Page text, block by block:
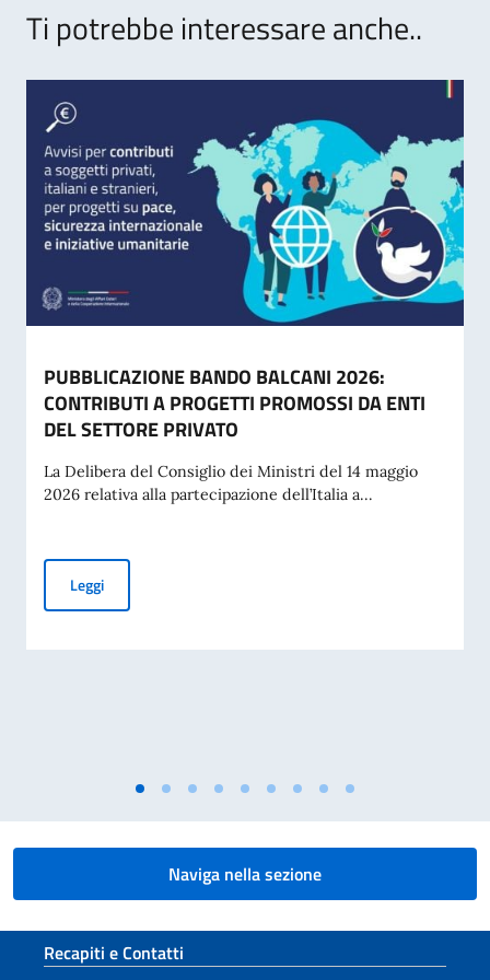
Ti potrebbe interessare anche..
PUBBLICAZIONE BANDO BALCANI 2026:
CONTRIBUTI A PROGETTI PROMOSSI DA ENTI
DEL SETTORE PRIVATO
La Delibera del Consiglio dei Ministri del 14 maggio
2026 relativa alla partecipazione dell’Italia a...
LeggiPUBBLICAZIONE BANDO BALCANI 2026: CONTRIBUTI A
Naviga nella sezione
Sezione footer
Recapiti e Contatti